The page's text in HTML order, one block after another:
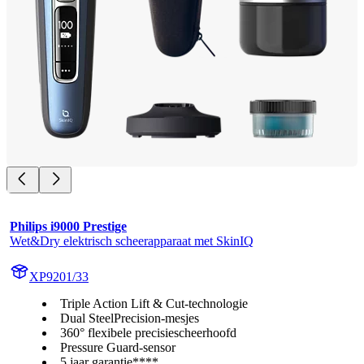
Philips i9000 Prestige
Wet&Dry elektrisch scheerapparaat met SkinIQ
XP9201/33
Triple Action Lift & Cut-technologie
Dual SteelPrecision-mesjes
360° flexibele precisiescheerhoofd
Pressure Guard-sensor